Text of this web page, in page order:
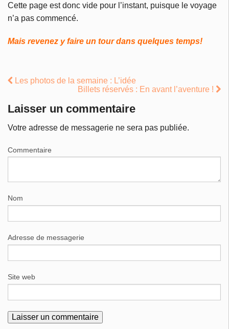
Cette page est donc vide pour l’instant, puisque le voyage
n’a pas commencé.
Mais revenez y faire un tour dans quelques temps!
Les photos de la semaine : L’idée
Billets réservés : En avant l’aventure !
Laisser un commentaire
Votre adresse de messagerie ne sera pas publiée.
Commentaire
Nom
Adresse de messagerie
Site web